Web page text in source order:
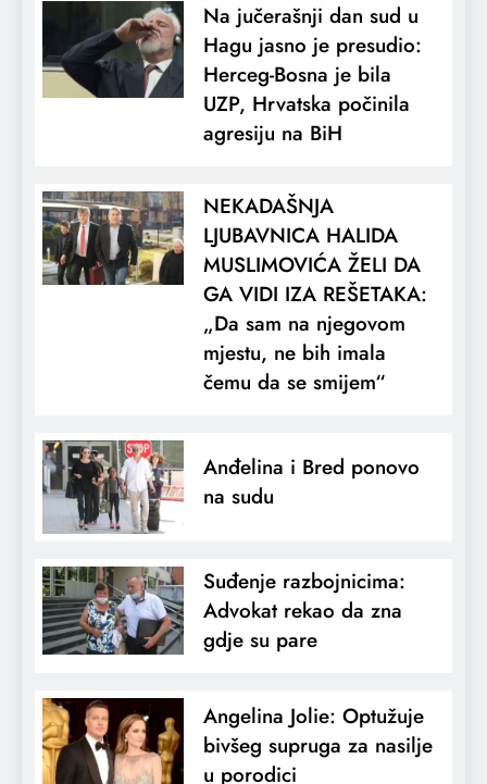
Na jučerašnji dan sud u
Hagu jasno je presudio:
Herceg-Bosna je bila
UZP, Hrvatska počinila
agresiju na BiH
NEKADAŠNJA
LJUBAVNICA HALIDA
MUSLIMOVIĆA ŽELI DA
GA VIDI IZA REŠETAKA:
„Da sam na njegovom
mjestu, ne bih imala
čemu da se smijem“
Anđelina i Bred ponovo
na sudu
Suđenje razbojnicima:
Advokat rekao da zna
gdje su pare
Angelina Jolie: Optužuje
bivšeg supruga za nasilje
u porodici